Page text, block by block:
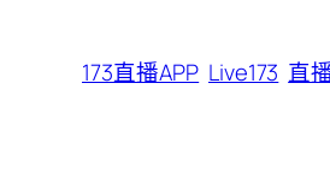
173直播APP Live173 直